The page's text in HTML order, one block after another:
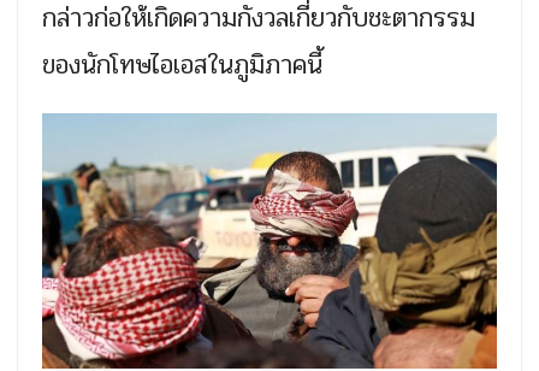
กล่าวก่อให้เกิดความกังวลเกี่ยวกับชะตากรรม
ของนักโทษไอเอสในภูมิภาคนี้